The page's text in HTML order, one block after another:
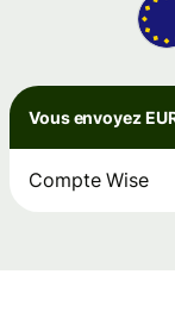
Vous envoyez
Compte Wise